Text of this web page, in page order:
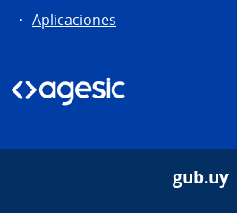
Aplicaciones
gub.uy